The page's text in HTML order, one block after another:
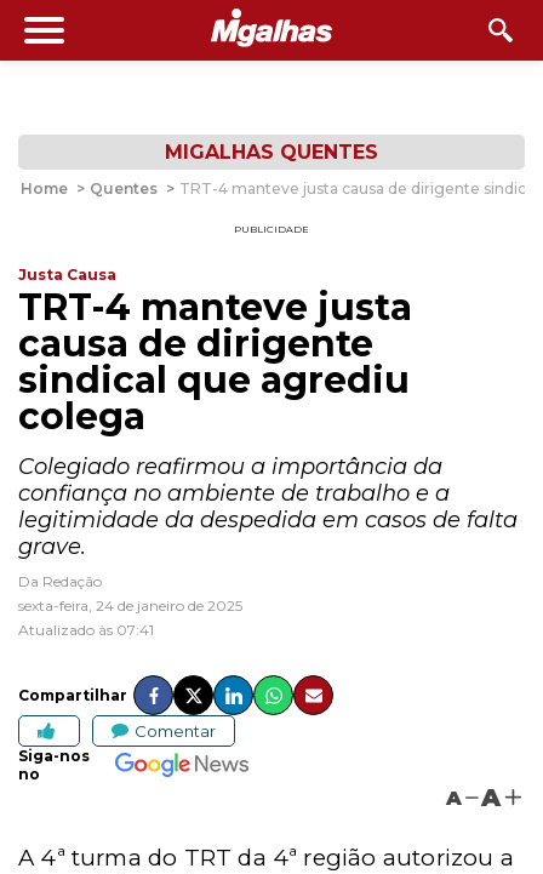
MIGALHAS QUENTES
Home > Quentes > TRT-4 manteve justa causa de dirigente
PUBLICIDADE
Justa Causa
TRT-4 manteve justa
causa de dirigente
sindical que agrediu
colega
Colegiado reafirmou a importância da
confiança no ambiente de trabalho e a
legitimidade da despedida em casos de falta
grave.
Da Redação
sexta-feira, 24 de janeiro de 2025
Atualizado às 07:41
Compartilhar
Comentar
Siga-nos
no
A A
A 4ª turma do TRT da 4ª região autorizou a